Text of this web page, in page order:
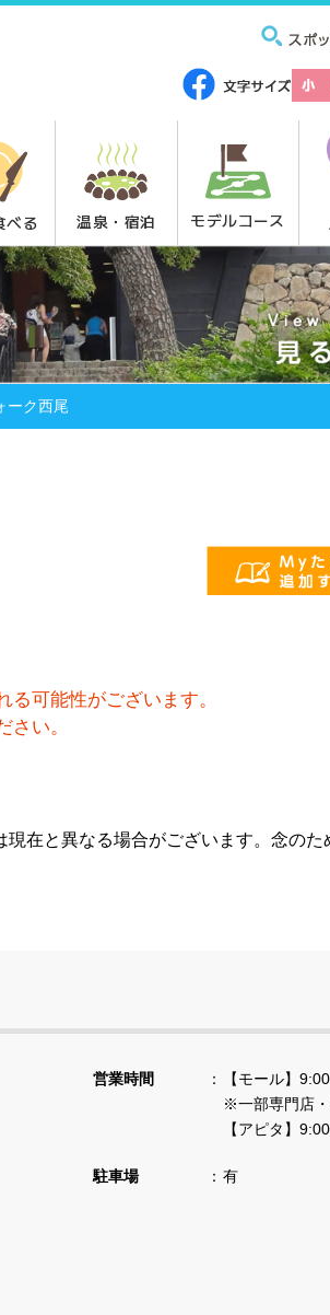
べる 温泉・宿泊 モデルコース
ーク西尾
可能性がございます。
い。
在と異なる場合がございます。念のた
営業時間
【モール】
※一部専門店・
【アピタ】
駐車場 有